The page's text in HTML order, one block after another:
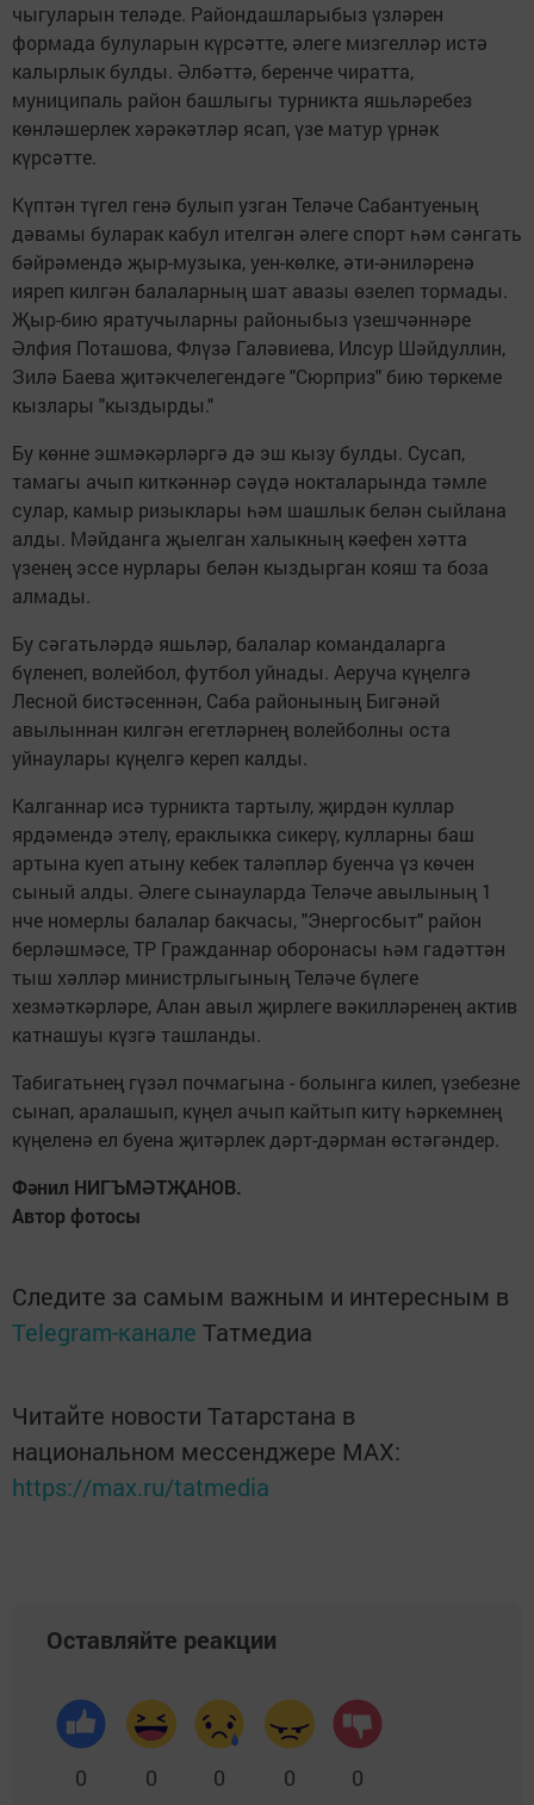
чыгуларын теләде. Райондашларыбыз үзләрен
формада булуларын күрсәтте, әлеге мизгелләр истә
калырлык булды. Әлбәттә, беренче чиратта,
муниципаль район башлыгы турникта яшьләребез
көнләшерлек хәрәкәтләр ясап, үзе матур үрнәк
күрсәтте.
Күптән түгел генә булып узган Теләче Сабантуеның
дәвамы буларак кабул ителгән әлеге спорт һәм сәнгать
бәйрәмендә җыр-музыка, уен-көлке, әти-әниләренә
ияреп килгән балаларның шат авазы өзелеп тормады.
Җыр-бию яратучыларны районыбыз үзешчәннәре
Әлфия Поташова, Флүзә Галәвиева, Илсур Шәйдуллин,
Зилә Баева җитәкчелегендәге "Сюрприз" бию төркеме
кызлары "кыздырды."
Бу көнне эшмәкәрләргә дә эш кызу булды. Сусап,
тамагы ачып киткәннәр сәүдә нокталарында тәмле
сулар, камыр ризыклары һәм шашлык белән сыйлана
алды. Мәйданга җыелган халыкның кәефен хәтта
үзенең эссе нурлары белән кыздырган кояш та боза
алмады.
Бу сәгатьләрдә яшьләр, балалар командаларга
бүленеп, волейбол, футбол уйнады. Аеруча күңелгә
Лесной бистәсеннән, Саба районының Бигәнәй
авылыннан килгән егетләрнең волейболны оста
уйнаулары күңелгә кереп калды.
Калганнар исә турникта тартылу, җирдән куллар
ярдәмендә этелү, ераклыкка сикерү, кулларны баш
артына куеп атыну кебек таләпләр буенча үз көчен
сыный алды. Әлеге сынауларда Теләче авылының 1
нче номерлы балалар бакчасы, "Энергосбыт" район
берләшмәсе, ТР Гражданнар оборонасы һәм гадәттән
тыш хәлләр министрлыгының Теләче бүлеге
хезмәткәрләре, Алан авыл җирлеге вәкилләренең актив
катнашуы күзгә ташланды.
Табигатьнең гүзәл почмагына - болынга килеп, үзебезне
сынап, аралашып, күңел ачып кайтып китү һәркемнең
күңеленә ел буена җитәрлек дәрт-дәрман өстәгәндер.
Фәнил НИГЪМӘТҖАНОВ.
Автор фотосы
Следите за самым важным и интересным в
Telegram-канале Татмедиа
Читайте новости Татарстана в
национальном мессенджере MАХ:
https://max.ru/tatmedia
Оставляйте реакции
0 0 0 0 0